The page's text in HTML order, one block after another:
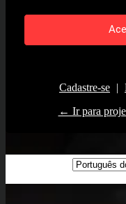
Cadastre-se |
← Ir para